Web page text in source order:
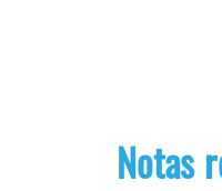
Notas